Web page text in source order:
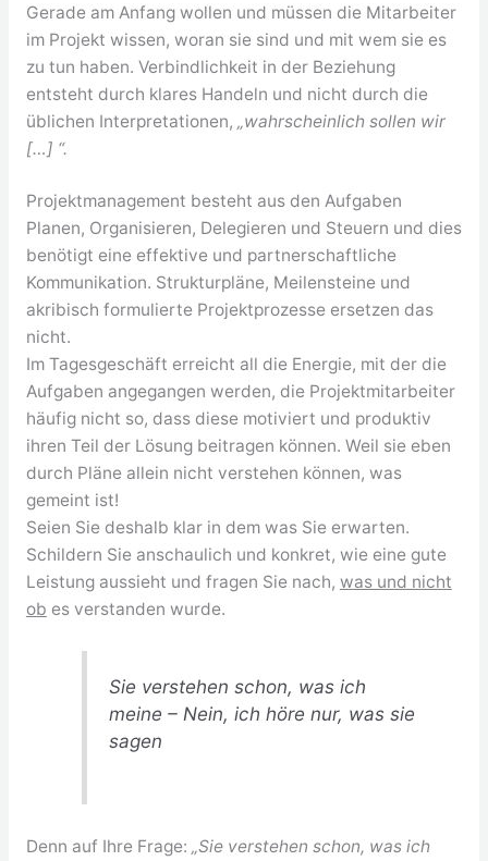
Gerade am Anfang wollen und müssen die Mitarbeiter
im Projekt wissen, woran sie sind und mit wem sie es
zu tun haben. Verbindlichkeit in der Beziehung
entsteht durch klares Handeln und nicht durch die
üblichen Interpretationen, „wahrscheinlich sollen wir
[…] “.
Projektmanagement besteht aus den Aufgaben
Planen, Organisieren, Delegieren und Steuern und dies
benötigt eine effektive und partnerschaftliche
Kommunikation. Strukturpläne, Meilensteine und
akribisch formulierte Projektprozesse ersetzen das
nicht.
Im Tagesgeschäft erreicht all die Energie, mit der die
Aufgaben angegangen werden, die Projektmitarbeiter
häufig nicht so, dass diese motiviert und produktiv
ihren Teil der Lösung beitragen können. Weil sie eben
durch Pläne allein nicht verstehen können, was
gemeint ist!
Seien Sie deshalb klar in dem was Sie erwarten.
Schildern Sie anschaulich und konkret, wie eine gute
Leistung aussieht und fragen Sie nach, was und nicht
ob es verstanden wurde.
Sie verstehen schon, was ich
meine – Nein, ich höre nur, was sie
sagen
Denn auf Ihre Frage: „Sie verstehen schon, was ich